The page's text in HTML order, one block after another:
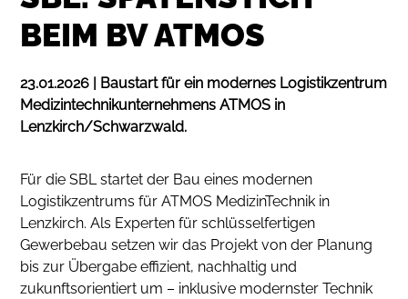
BEIM BV ATMOS
23.01.2026 | Baustart für ein modernes Logistikzentrum
Medizintechnikunternehmens ATMOS in
Lenzkirch/Schwarzwald.
Für die SBL startet der Bau eines modernen
Logistikzentrums für ATMOS MedizinTechnik in
Lenzkirch. Als Experten für schlüsselfertigen
Gewerbebau setzen wir das Projekt von der Planung
bis zur Übergabe effizient, nachhaltig und
zukunftsorientiert um – inklusive modernster Technik